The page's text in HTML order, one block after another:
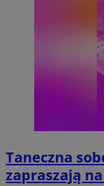
Taneczna
zapraszają